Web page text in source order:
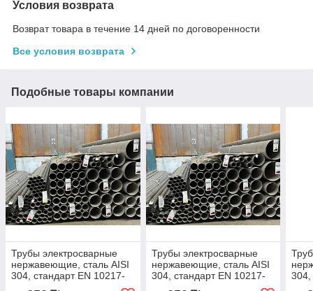
Условия возврата
Возврат товара в течение 14 дней по договоренности
Все условия возврата
Подобные товары компании
Трубы электросварные
нержавеющие, сталь AISI
304, стандарт EN 10217-
07 и DIN 11850 (EN 10357)
Трубы электросварные
нержавеющие, сталь AISI
304, стандарт EN 10217-
07 и DIN 11850 (EN 10357)
304,